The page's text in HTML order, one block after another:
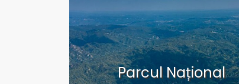
Parcul Național